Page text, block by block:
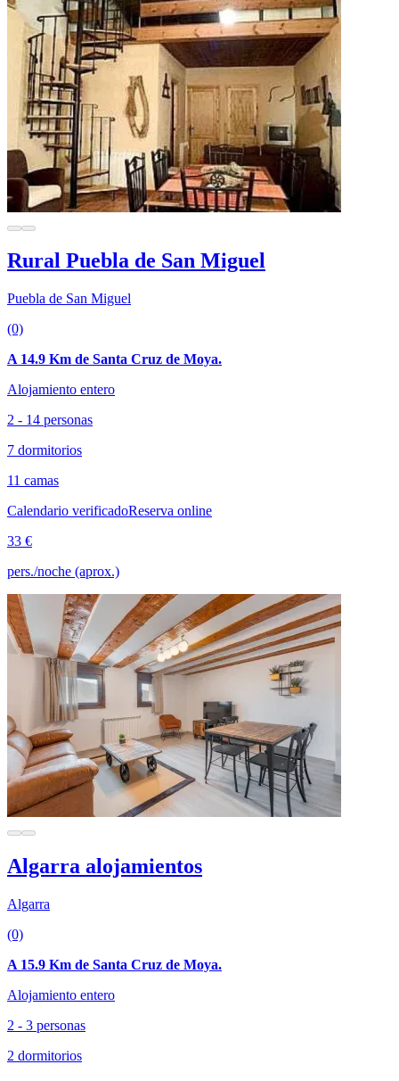
Rural Puebla de San Miguel
Puebla de San Miguel
(0)
A 14.9 Km de Santa Cruz de Moya.
Alojamiento entero
2 - 14 personas
7 dormitorios
11 camas
Calendario verificadoReserva online
33 €
pers./noche (aprox.)
Algarra alojamientos
Algarra
(0)
A 15.9 Km de Santa Cruz de Moya.
Alojamiento entero
2 - 3 personas
2 dormitorios